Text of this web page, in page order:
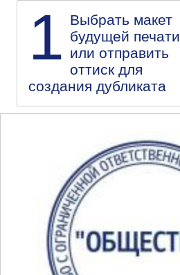
1 Выбрать макет
будущей печати
или отправить
оттиск для
создания дубликата